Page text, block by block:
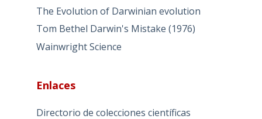
The Evolution of Darwinian evolution
Tom Bethel Darwin's Mistake (1976)
Wainwright Science
Enlaces
Directorio de colecciones científicas